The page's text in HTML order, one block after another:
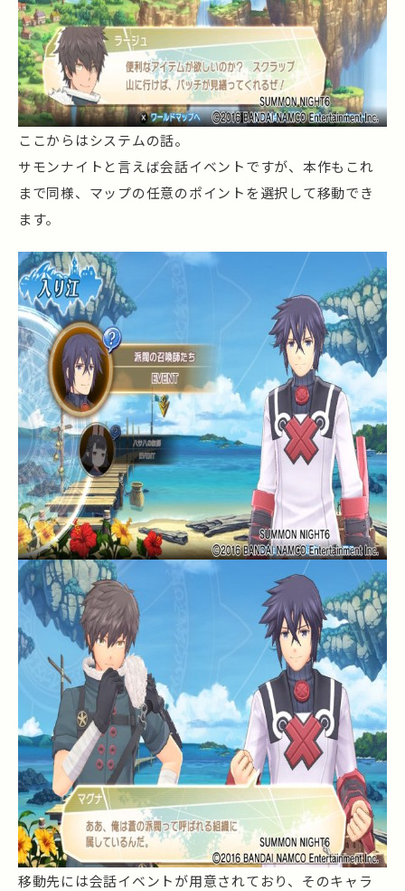
ここからはシステムの話。
サモンナイトと言えば会話イベントですが、本作もこれ
まで同様、マップの任意のポイントを選択して移動でき
ます。
移動先には会話イベントが用意されており、そのキャラ